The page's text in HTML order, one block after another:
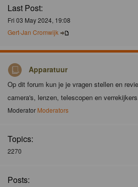
Last Post:
Fri 03 May 2024, 19:08
Gert-Jan Cromwijk
Apparatuur
Op dit forum kun je je vragen stellen en
camera's, lenzen, telescopen en verrekijkers.
Moderator Moderators
Topics:
2270
Posts: